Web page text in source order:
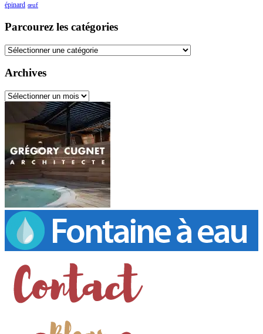
épinard œuf
Parcourez les catégories
Parcourez
catégories
Archives
Archives